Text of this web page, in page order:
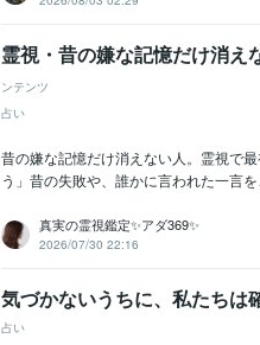
霊視・昔の嫌な記憶だけ消
ンテンツ
占い
昔の嫌な記憶だけ消えない人。霊視で
う」昔の失敗や、誰かに言われた一言
真実の霊視鑑定✨アダ369✨
2026/07/30 22:16
気づかないうちに、私たちは
占い